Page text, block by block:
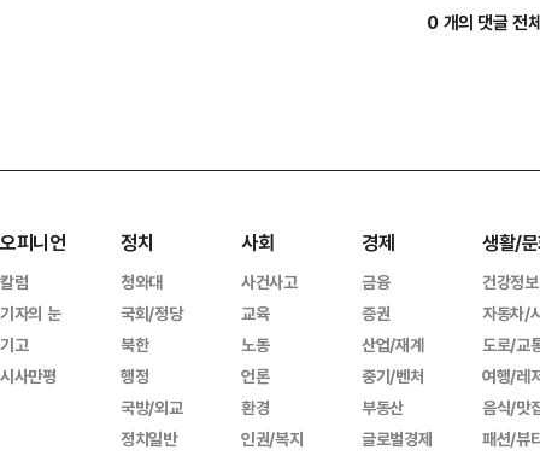
0 개의 댓글 전
오피니언
칼럼
기자의 눈
기고
시사만평
정치
청와대
국회/정당
북한
행정
국방/외교
정치일반
사회
사건사고
교육
노동
언론
환경
인권/복지
경제
금융
증권
산업/재계
중기/벤처
부동산
글로벌경제
생활/
건강정보
자동차/
도로/교
여행/레
음식/맛
패션/뷰